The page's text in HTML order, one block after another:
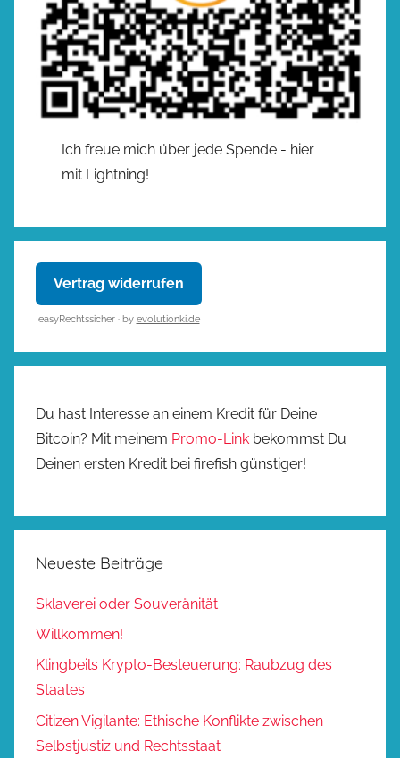
Ich freue mich über jede Spende - hier
mit Lightning!
Vertrag widerrufen
easyRechtssicher · by evolutionki.de
Du hast Interesse an einem Kredit für Deine
Bitcoin? Mit meinem Promo-Link bekommst Du
Deinen ersten Kredit bei firefish günstiger!
Neueste Beiträge
Sklaverei oder Souveränität
Willkommen!
Klingbeils Krypto-Besteuerung: Raubzug des
Staates
Citizen Vigilante: Ethische Konflikte zwischen
Selbstjustiz und Rechtsstaat